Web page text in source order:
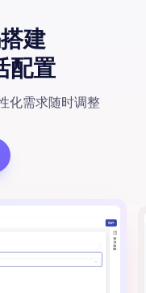
建
配置
化需求随时调整